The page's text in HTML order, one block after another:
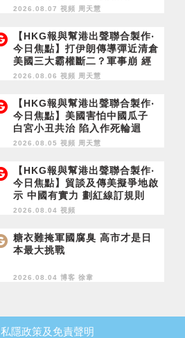
2026.08.07 視頻 周天慧
【HKG報與幫港出聲聯合製作‧
今日焦點】打伊朗傳導彈近清倉
美國三大霸權斷二？軍事崩 經
濟損
2026.08.06 視頻 周天慧
【HKG報與幫港出聲聯合製作‧
今日焦點】美國害怕中國瓜子
白宮小丑共治 陷入作死輪迴
2026.08.05 視頻 周天慧
【HKG報與幫港出聲聯合製作‧
今日焦點】貿談及傳美擬爭地啟
示 中國有實力 劃紅線訂規則
2026.08.04 視頻
糖衣難掩軍國腐臭 高市才是日
本最大挑戰
2026.08.04 博客 徐韋
私隱政策及免責聲明